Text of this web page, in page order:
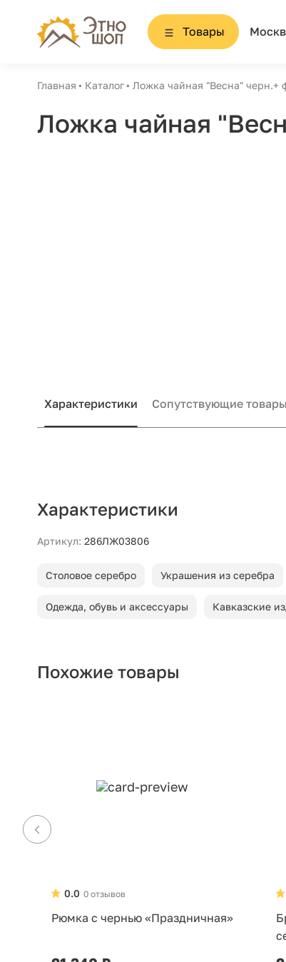
Товары
Главная Каталог Ложка чайная "Весна" черн.+
Ложка чайная
Характеристики Сопутствующие товары
Характеристики
Артикул: 286ЛЖ03806
Столовое серебро Украшения из серебра
Одежда, обувь и аксессуары Кавказские
Похожие товары
0 отзывов
0.0
Рюмка с чернью «Праздничная»